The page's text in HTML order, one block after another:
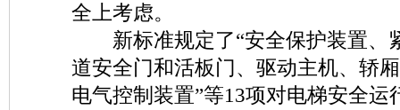
全上考虑。
新标准规定了“安全保护装置、
道安全门和活板门、驱动主机、轿
电气控制装置”等13项对电梯安全运